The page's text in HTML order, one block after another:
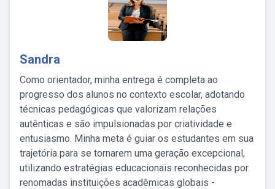
Sandra
Como orientador, minha entrega é completa ao
progresso dos alunos no contexto escolar, adotando
técnicas pedagógicas que valorizam relações
autênticas e são impulsionadas por criatividade e
entusiasmo. Minha meta é guiar os estudantes em sua
trajetória para se tornarem uma geração excepcional,
utilizando estratégias educacionais reconhecidas por
renomadas instituições acadêmicas globais -